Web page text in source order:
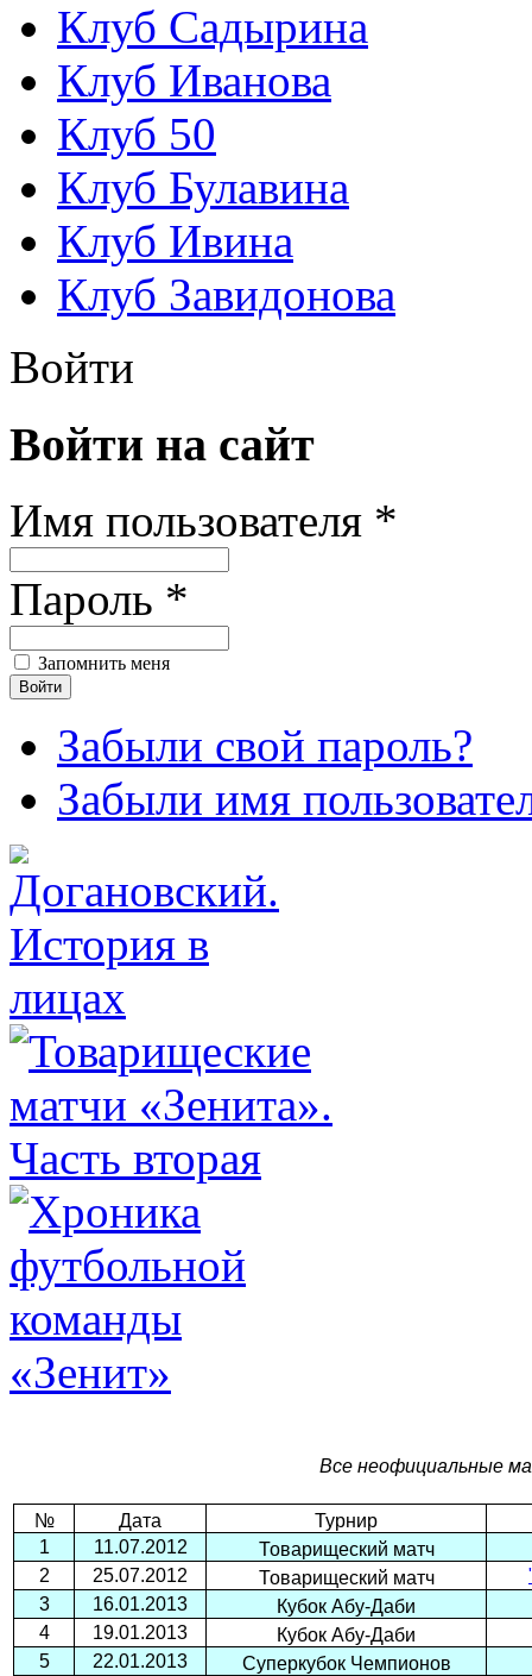
Клуб Садырина
Клуб Иванова
Клуб 50
Клуб Булавина
Клуб Ивина
Клуб Завидонова
Войти
Войти на сайт
Имя пользователя *
Пароль *
Запомнить меня
Забыли свой пароль?
Забыли имя
Все неофициальные
№ Дата
Турнир
1
11.07.2012
Товарищеский матч
2
25.07.2012 Товарищеский матч
3
16.01.2013
Кубок Абу-Даби
4
19.01.2013
Кубок Абу-Даби
5
22.01.2013
Суперкубок Чемпионов